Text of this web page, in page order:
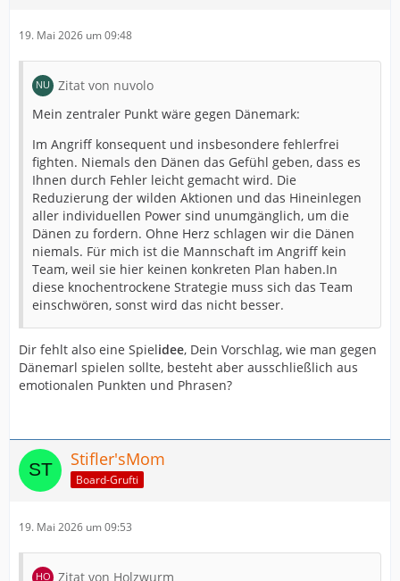
19. Mai 2026 um 09:48
Zitat von nuvolo
Mein zentraler Punkt wäre gegen Dänemark:
Im Angriff konsequent und insbesondere fehlerfrei
fighten. Niemals den Dänen das Gefühl geben, dass es
Ihnen durch Fehler leicht gemacht wird. Die
Reduzierung der wilden Aktionen und das Hineinlegen
aller individuellen Power sind unumgänglich, um die
Dänen zu fordern. Ohne Herz schlagen wir die Dänen
niemals. Für mich ist die Mannschaft im Angriff kein
Team, weil sie hier keinen konkreten Plan haben.In
diese knochentrockene Strategie muss sich das Team
einschwören, sonst wird das nicht besser.
Dir fehlt also eine Spielidee, Dein Vorschlag, wie man gegen
Dänemarl spielen sollte, besteht aber ausschließlich aus
emotionalen Punkten und Phrasen?
Stifler'sMom
Board-Grufti
19. Mai 2026 um 09:53
Zitat von Holzwurm